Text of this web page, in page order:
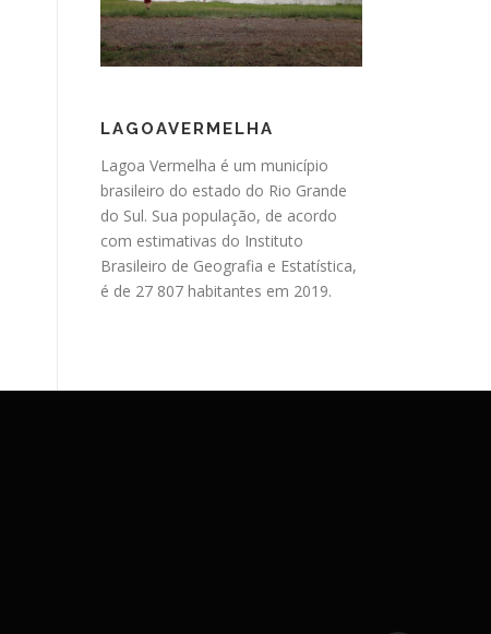
LAGOAVERMELHA
Lagoa Vermelha é um município
brasileiro do estado do Rio Grande
do Sul. Sua população, de acordo
com estimativas do Instituto
Brasileiro de Geografia e Estatística,
é de 27 807 habitantes em 2019.